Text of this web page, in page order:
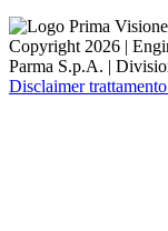
Copyright 2026 |
Parma S.p.A. |
Disclaimer